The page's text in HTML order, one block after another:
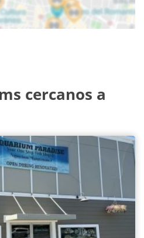
cercanos a